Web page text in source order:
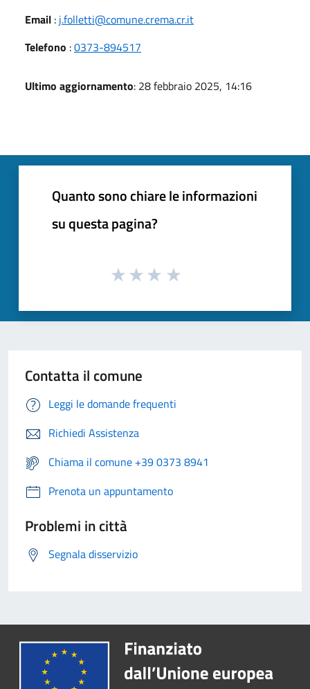
Email : j.folletti@comune.crema.cr.it
Telefono :0373-894517
Ultimo aggiornamento: 28 febbraio 2025, 14:16
Quanto sono chiare le informazioni
su questa pagina?
Contatta il comune
Leggi le domande frequenti
Richiedi Assistenza
Chiama il comune +39 0373 8941
Prenota un appuntamento
Problemi in città
Segnala disservizio